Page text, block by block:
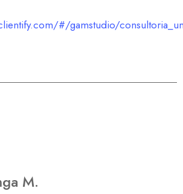
#/gamstudio/
M.